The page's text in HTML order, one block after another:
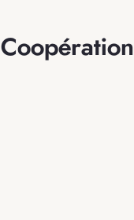
Coopération